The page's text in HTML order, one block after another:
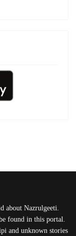
about Nazrulgeeti.
found in this portal.
and unknown stories